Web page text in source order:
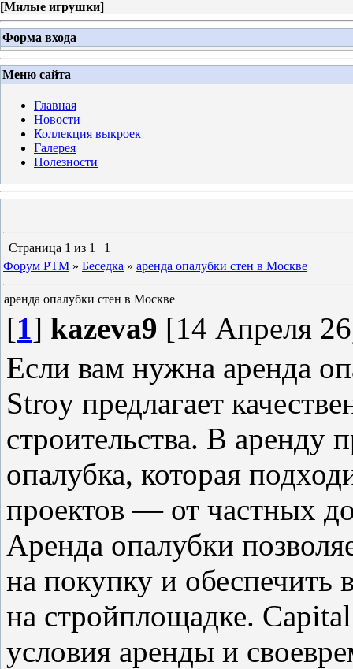
[Милые игрушки]
Форма входа
Меню сайта
Главная
Новости
Коллекция выкроек
Галерея
Полезности
Страница 1 из 1
1
Форум PTM » Беседка » аренда опалубки стен в Москве
аренда опалубки стен в Москве
[1] kazeva9 [14 Апреля
Если вам нужна аренда
Stroy предлагает
строительства. В аренду
опалубка, которая
проектов — от частных
Аренда опалубки
на покупку и обеспечить
на стройплощадке.
условия аренды и